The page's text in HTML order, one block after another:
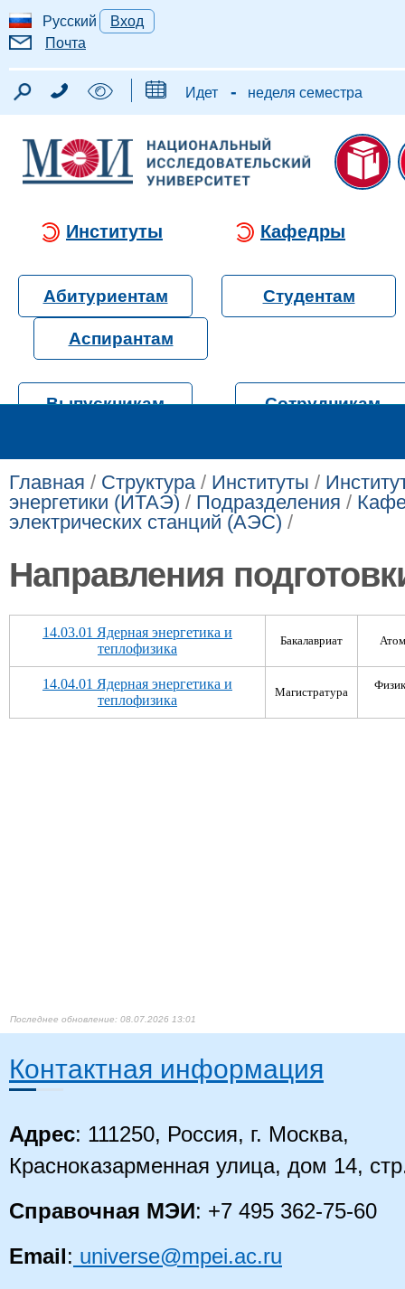
Русский
Вход
Почта
Идет - неделя семестра
Институты Кафедры
Абитуриентам Студентам
Аспирантам
Выпускникам Сотрудникам
Главная / Структура/ Институты /
энергетики (ИТАЭ) / Подразделения /
электрических станций (АЭС) /
Направления
​​14.03.01 Ядерная энергетика и
теплофизика
​Бакалавриат
​14.04.01 Ядерная энергетика и
теплофизика
Магистратура
08.07.2026 13:01
Контактная информация
Адрес: 111250, Россия, г. Москва,
Красноказарменная улица, дом 14,
Справочная МЭИ: +7 495 362-75-60
Email: universe@mpei.ac.ru